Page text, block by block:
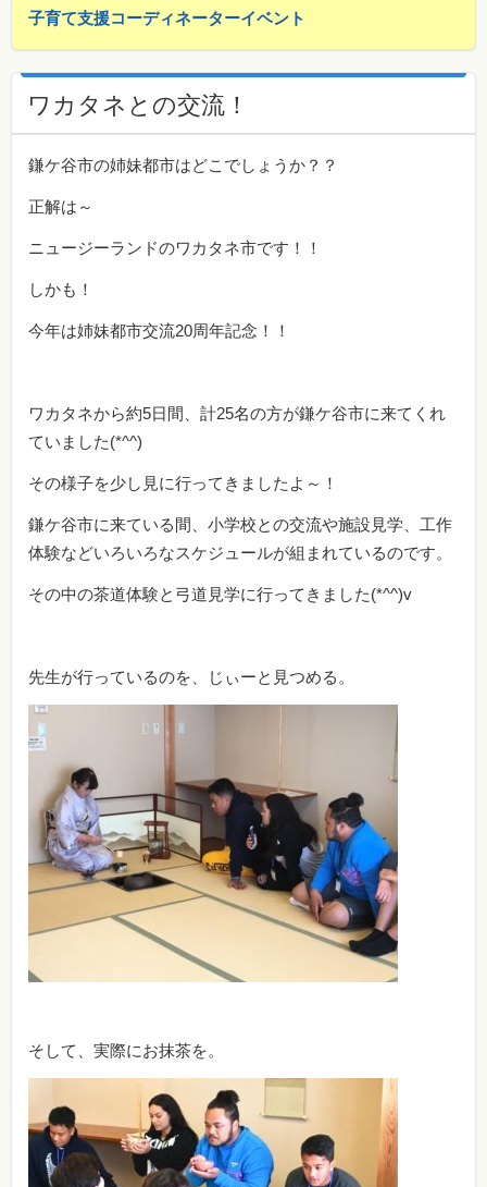
子育て支援コーディネーターイベント
ワカタネとの交流！
鎌ケ谷市の姉妹都市はどこでしょうか？？
正解は～
ニュージーランドのワカタネ市です！！
しかも！
今年は姉妹都市交流20周年記念！！
ワカタネから約5日間、計25名の方が鎌ケ谷市に来てくれ
ていました(*^^)
その様子を少し見に行ってきましたよ～！
鎌ケ谷市に来ている間、小学校との交流や施設見学、工作
体験などいろいろなスケジュールが組まれているのです。
その中の茶道体験と弓道見学に行ってきました(*^^)v
先生が行っているのを、じぃーと見つめる。
そして、実際にお抹茶を。